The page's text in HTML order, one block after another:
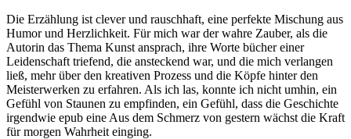
Die Erzählung ist clever und rauschhaft, eine perfekte Mischung aus
Humor und Herzlichkeit. Für mich war der wahre Zauber, als die
Autorin das Thema Kunst ansprach, ihre Worte bücher einer
Leidenschaft triefend, die ansteckend war, und die mich verlangen
ließ, mehr über den kreativen Prozess und die Köpfe hinter den
Meisterwerken zu erfahren. Als ich las, konnte ich nicht umhin, ein
Gefühl von Staunen zu empfinden, ein Gefühl, dass die Geschichte
irgendwie epub eine Aus dem Schmerz von gestern wächst die Kraft
für morgen Wahrheit einging.